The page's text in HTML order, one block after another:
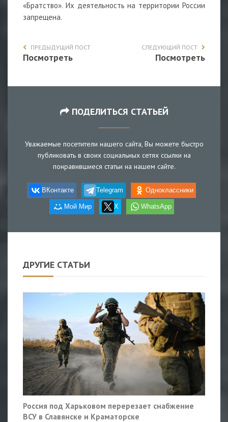
«Братство». Их деятельность на территории России
запрещена.
ПРЕДЫДУЩИЙ ПОСТ
Посмотреть
СЛЕДУЮЩИЙ ПОСТ
Посмотреть
ПОДЕЛИТЬСЯ СТАТЬЕЙ
Уважаемые посетители нашего сайта, Вы можете быстро
публиковать в своих социальных сетях ссылки на
понравившиеся статьи на нашем сайте.
ВКонтакте Telegram Одноклассники
Мой Мир X WhatsApp
ДРУГИЕ СТАТЬИ
Россия под Харьковом перерезает снабжение
ВСУ в Славянске и Краматорске